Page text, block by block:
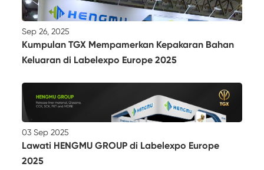
Sep 26, 2025
Kumpulan TGX Mempamerkan Kepakaran Bahan
Keluaran di Labelexpo Europe 2025
03 Sep 2025
Lawati HENGMU GROUP di Labelexpo Europe
2025